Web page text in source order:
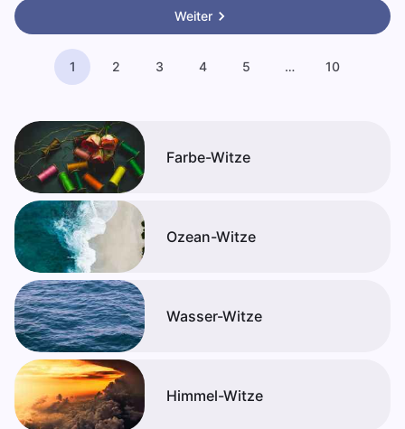
Weiter
1 2 3 4 5 … 10
Farbe-Witze
Ozean-Witze
Wasser-Witze
Himmel-Witze